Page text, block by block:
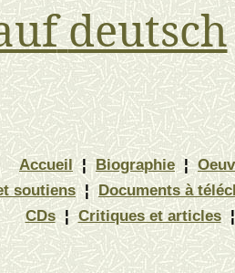
deutsch
Accueil ¦ Biographie ¦
soutiens ¦ Documents à
CDs ¦ Critiques et articles ¦